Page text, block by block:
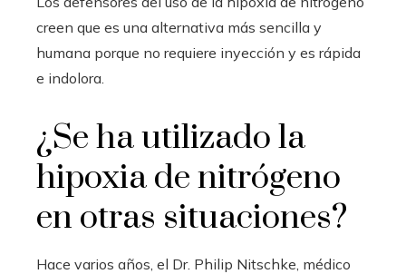
creen que es una alternativa más sencilla y
humana porque no requiere inyección y es rápida
e indolora.
¿Se ha utilizado la
hipoxia de nitrógeno
en otras situaciones?
Hace varios años, el Dr. Philip Nitschke, médico